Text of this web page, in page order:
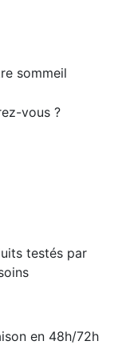
sommeil
vous ?
testés par
en 48h/72h